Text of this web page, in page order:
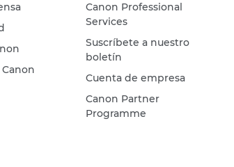
Canon Professional
Services
Suscríbete a nuestro
boletín
Cuenta de empresa
Canon Partner
Programme